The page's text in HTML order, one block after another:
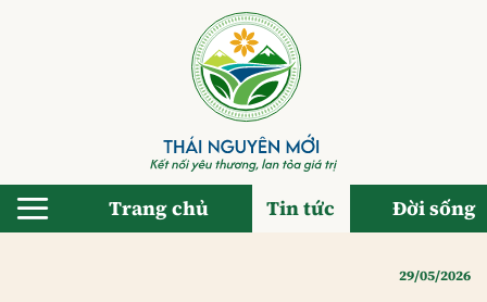
Trang chủ Tin tức Đời sống
29/05/2026